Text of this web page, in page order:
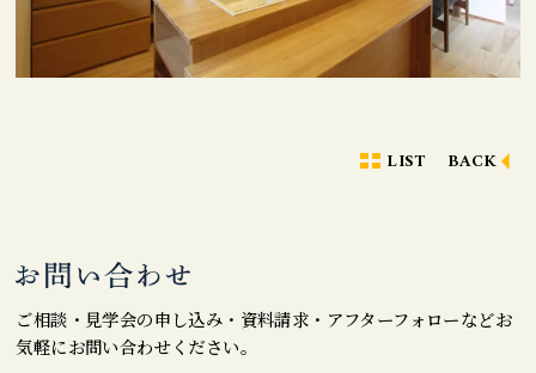
LIST BACK
ご相談・見学会の申し込み・資料請求・アフターフォローなどお
気軽にお問い合わせください。